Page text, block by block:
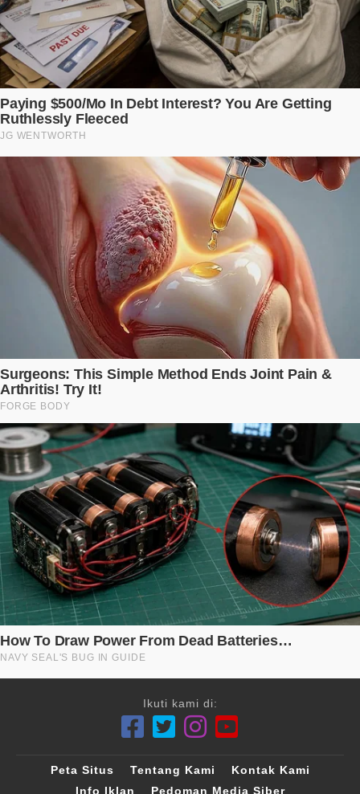
Ikuti kami di:
Peta Situs Tentang Kami
Kontak Kami
Info Iklan
Pedoman Media Siber